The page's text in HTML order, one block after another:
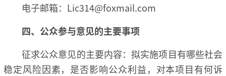
电子邮箱：Lic314@foxmail.com
四、公众参与意见的主要事项
征求公众意见的主要内容：拟实施项目有哪些社会
稳定风险因素，是否影响公众利益，对本项目有何诉